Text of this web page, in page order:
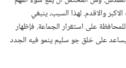
والاقدم.‏ لهذا السبب،‏ ينبغي
على استقرار الجماعة.‏ فإظهار
يساعد على خلق جو سليم ينمو فيه الجدد